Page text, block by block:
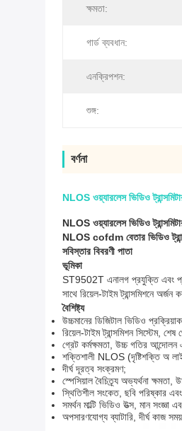
ক্ষমতা:
গার্ড ব্যবধান:
এনক্রিপশন:
শুঙ্গ:
বর্ণনা
NLOS ওয়্যারলেস ভিডিও
NLOS ওয়্যারলেস ভিডিও
NLOS cofdm বেতার ভিডিও
সবিস্তার বিবরণী পাতা
ভূমিকা
ST9502T এনালগ প্রযুক্তি এবং
সাথে রিয়েল-টাইম ট্রান্সমিশনে
বৈশিষ্ট্য
উচ্চমানের ডিজিটাল ভিডিও
রিয়েল-টাইম ট্রান্সমিশন সিস্টেম,
গ্রেট কর্মক্ষমতা, উচ্চ গতির আন্দোলন
শক্তিশালী NLOS (দৃষ্টিশক্তি অ
দীর্ঘ দূরত্ব সংক্রমণ;
স্পেসিয়াল বৈচিত্র্য অভ্যর্থনা ক্ষমতা,
স্থিতিশীল সংকেত, ছবি পরিষ্কার
সমর্থন মাল্টি ভিডিও উত্স, মান সংজ্ঞা
অপসারণযোগ্য ব্যাটারি, দীর্ঘ কাজ